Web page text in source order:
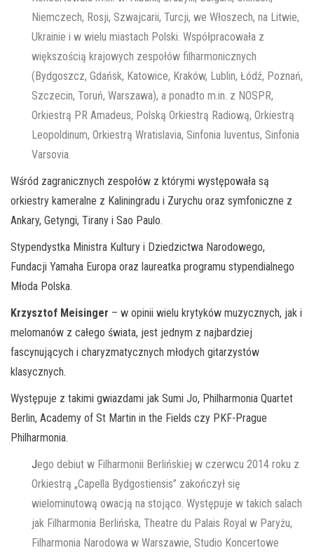
Niemczech, Rosji, Szwajcarii, Turcji, we Włoszech, na Litwie,
Ukrainie i w wielu miastach Polski. Współpracowała z
większością krajowych zespołów filharmonicznych
(Bydgoszcz, Gdańsk, Katowice, Kraków, Lublin, Łódź, Poznań,
Szczecin, Toruń, Warszawa), a ponadto m.in. z NOSPR,
Orkiestrą PR Amadeus, Polską Orkiestrą Radiową, Orkiestrą
Leopoldinum, Orkiestrą Wratislavia, Sinfonia Iuventus, Sinfonia
Varsovia.
Wśród zagranicznych zespołów z którymi występowała są
orkiestry kameralne z Kaliningradu i Zurychu oraz symfoniczne z
Ankary, Getyngi, Tirany i Sao Paulo.
Stypendystka Ministra Kultury i Dziedzictwa Narodowego,
Fundacji Yamaha Europa oraz laureatka programu stypendialnego
Młoda Polska.
Krzysztof Meisinger – w opinii wielu krytyków muzycznych, jak i
melomanów z całego świata, jest jednym z najbardziej
fascynujących i charyzmatycznych młodych gitarzystów
klasycznych.
Występuje z takimi gwiazdami jak Sumi Jo, Philharmonia Quartet
Berlin, Academy of St Martin in the Fields czy PKF-Prague
Philharmonia.
Jego debiut w Filharmonii Berlińskiej w czerwcu 2014 roku z
Orkiestrą „Capella Bydgostiensis” zakończył się
wielominutową owacją na stojąco. Występuje w takich salach
jak Filharmonia Berlińska, Theatre du Palais Royal w Paryżu,
Filharmonia Narodowa w Warszawie, Studio Koncertowe